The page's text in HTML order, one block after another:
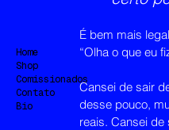
Home
Shop
Comissionados
Contato
Bio
É bem mais
“Olha o que eu
Cansei de sair
desse pouco,
reais. Cansei